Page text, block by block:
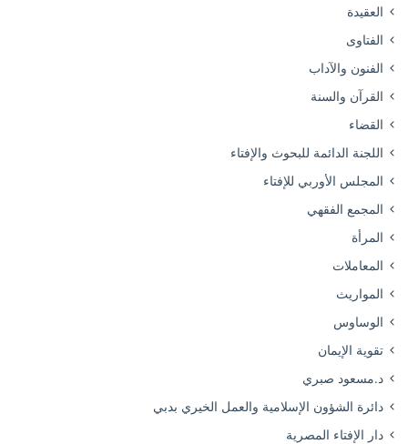
العقيدة
الفتاوى
الفنون والآداب
القرآن والسنة
القضاء
اللجنة الدائمة للبحوث والإفتاء
المجلس الأوربي للإفتاء
المجمع الفقهي
المرأة
المعاملات
المواريث
الوساوس
تقوية الإيمان
د.مسعود صبري
دائرة الشؤون الإسلامية والعمل الخيري بدبي
دار الإفتاء المصرية